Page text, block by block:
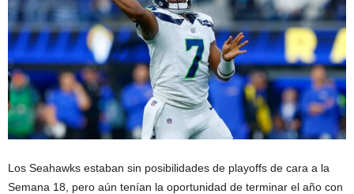
Los Seahawks estaban sin posibilidades de playoffs de cara a la
Semana 18, pero aún tenían la oportunidad de terminar el año con